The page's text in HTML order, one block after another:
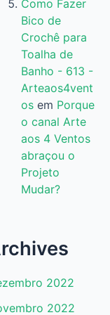
Como Fazer
Bico de
Crochê para
Toalha de
Banho - 613 -
Arteaos4vent
osem Porque
o canal Arte
aos 4 Ventos
abraçou o
Projeto
Mudar?
2022
2022